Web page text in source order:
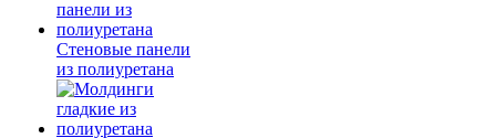
Стеновые панели
из полиуретана